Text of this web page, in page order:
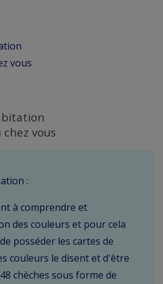
vous
vous
:
à comprendre et
des couleurs et pour cela
posséder les cartes de
couleurs le disent et d'être
chèches sous forme de